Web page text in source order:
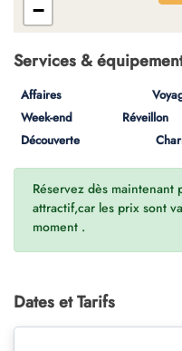
−
Services &
Affaires
Week-end
Réveillon
Découverte
Réservez dès
attractif,car les prix sont
moment .
Dates et Tarifs